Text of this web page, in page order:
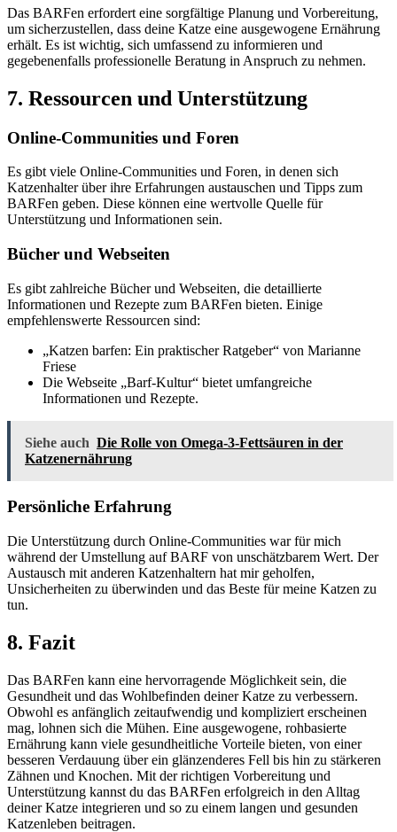
Das BARFen erfordert eine sorgfältige Planung und Vorbereitung,
um sicherzustellen, dass deine Katze eine ausgewogene Ernährung
erhält. Es ist wichtig, sich umfassend zu informieren und
gegebenenfalls professionelle Beratung in Anspruch zu nehmen.
7. Ressourcen und Unterstützung
Online-Communities und Foren
Es gibt viele Online-Communities und Foren, in denen sich
Katzenhalter über ihre Erfahrungen austauschen und Tipps zum
BARFen geben. Diese können eine wertvolle Quelle für
Unterstützung und Informationen sein.
Bücher und Webseiten
Es gibt zahlreiche Bücher und Webseiten, die detaillierte
Informationen und Rezepte zum BARFen bieten. Einige
empfehlenswerte Ressourcen sind:
„Katzen barfen: Ein praktischer Ratgeber“ von Marianne
Friese
Die Webseite „Barf-Kultur“ bietet umfangreiche
Informationen und Rezepte.
Siehe auch Die Rolle von Omega-3-Fettsäuren in der
Katzenernährung
Persönliche Erfahrung
Die Unterstützung durch Online-Communities war für mich
während der Umstellung auf BARF von unschätzbarem Wert. Der
Austausch mit anderen Katzenhaltern hat mir geholfen,
Unsicherheiten zu überwinden und das Beste für meine Katzen zu
tun.
8. Fazit
Das BARFen kann eine hervorragende Möglichkeit sein, die
Gesundheit und das Wohlbefinden deiner Katze zu verbessern.
Obwohl es anfänglich zeitaufwendig und kompliziert erscheinen
mag, lohnen sich die Mühen. Eine ausgewogene, rohbasierte
Ernährung kann viele gesundheitliche Vorteile bieten, von einer
besseren Verdauung über ein glänzenderes Fell bis hin zu stärkeren
Zähnen und Knochen. Mit der richtigen Vorbereitung und
Unterstützung kannst du das BARFen erfolgreich in den Alltag
deiner Katze integrieren und so zu einem langen und gesunden
Katzenleben beitragen.